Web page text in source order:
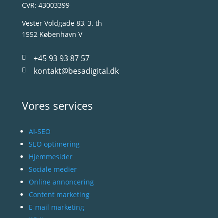
CVR: 43003399
Vester Voldgade 83, 3. th
1552 København V
 +45 93 93 87 57
 kontakt@besadigital.dk
Vores services
AI-SEO
SEO optimering
Hjemmesider
Sociale medier
Online annoncering
Content marketing
E-mail marketing